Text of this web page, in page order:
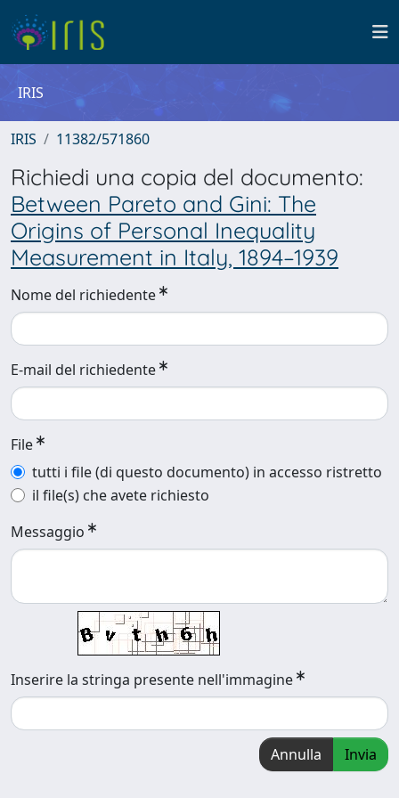
IRIS
IRIS 11382/571860
Richiedi una copia del documento:
Between Pareto and Gini: The
Origins of Personal Inequality
Measurement in Italy, 1894–1939
Nome del richiedente
E-mail del richiedente
File
tutti i file (di questo documento) in accesso ristretto
il file(s) che avete richiesto
Messaggio
Inserire la stringa presente nell'immagine
Annulla Invia